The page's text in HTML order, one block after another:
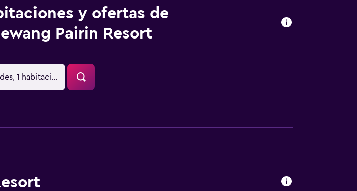
y ofertas de
Pairin Resort
1 habitación